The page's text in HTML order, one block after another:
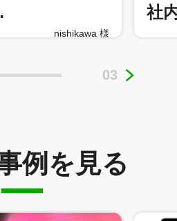
nishikawa 様
社
03
例を見る